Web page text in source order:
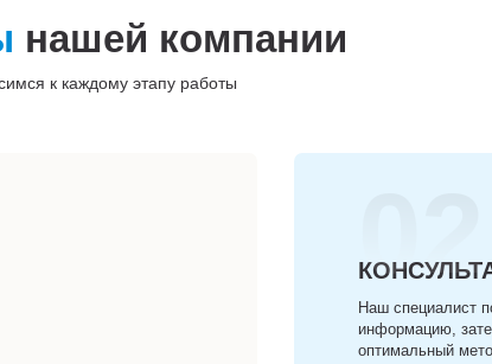
нашей компании
к каждому этапу работы
02
Наш специалист
информацию,
оптимальный